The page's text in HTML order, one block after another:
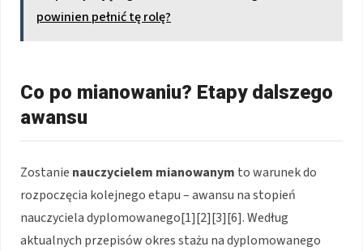
powinien pełnić tę rolę?
Co po mianowaniu? Etapy dalszego
awansu
Zostanie nauczycielem mianowanym to warunek do
rozpoczęcia kolejnego etapu – awansu na stopień
nauczyciela dyplomowanego[1][2][3][6]. Według
aktualnych przepisów okres stażu na dyplomowanego